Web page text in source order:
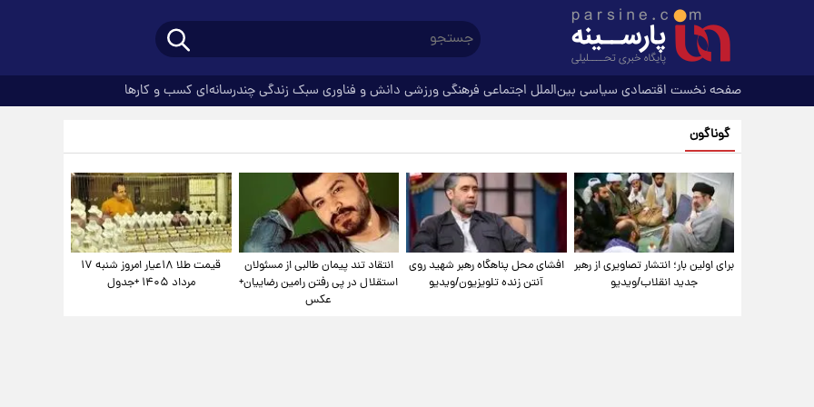
صفحه نخست اقتصادی سیاسی بین‌الملل اجتماعی فرهنگیورزشی دانش و فناوری سبک زندگیچندرسانه‌ای کسب و کارها
گوناگون
برای اولین بار؛ انتشار تصاویری از رهبر
جدید انقلاب/ویدیو
افشای محل پناهگاه‌ رهبر شهید روی
آنتن زنده تلویزیون/ویدیو
انتقاد تند پیمان طالبی از مسئولان
استقلال در پی رفتن رامین رضاییان+
عکس
قیمت طلا ۱۸عیار امروز شنبه ۱۷
مرداد ۱۴۰۵ +جدول